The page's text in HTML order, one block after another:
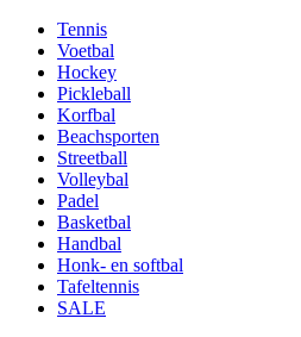
Tennis
Voetbal
Hockey
Pickleball
Korfbal
Beachsporten
Streetball
Volleybal
Padel
Basketbal
Handbal
Honk- en softbal
Tafeltennis
SALE